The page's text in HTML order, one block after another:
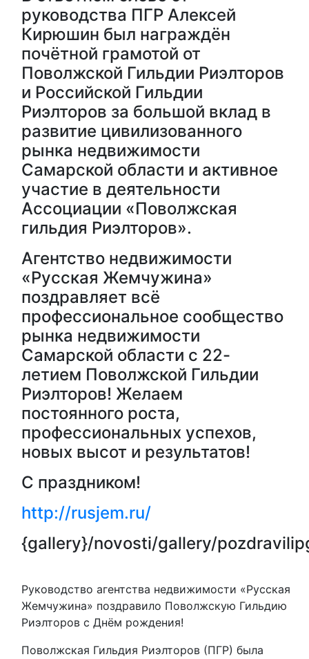
руководства ПГР Алексей
Кирюшин был награждён
почётной грамотой от
Поволжской Гильдии Риэлторов
и Российской Гильдии
Риэлторов за большой вклад в
развитие цивилизованного
рынка недвижимости
Самарской области и активное
участие в деятельности
Ассоциации «Поволжская
гильдия Риэлторов».
Агентство недвижимости
«Русская Жемчужина»
поздравляет всё
профессиональное сообщество
рынка недвижимости
Самарской области с 22-
летием Поволжской Гильдии
Риэлторов! Желаем
постоянного роста,
профессиональных успехов,
новых высот и результатов!
С праздником!
http://rusjem.ru/
{gallery}/novosti/gallery/
Руководство агентства недвижимости «Русская
Жемчужина» поздравило Поволжскую Гильдию
Риэлторов с Днём рождения!
Поволжская Гильдия Риэлторов (ПГР) была